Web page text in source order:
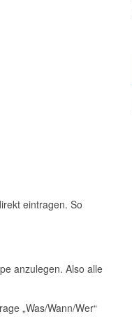
eintragen. So
anzulegen. Also alle
„Was/Wann/Wer“